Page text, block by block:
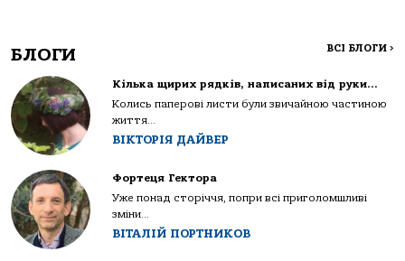
БЛОГИ ВСІ БЛОГИ >
Кілька щирих рядків, написаних від руки…
Колись паперові листи були звичайною частиною
життя...
ВІКТОРІЯ ДАЙВЕР
Фортеця Гектора
Уже понад сторіччя, попри всі приголомшливі
зміни...
ВІТАЛІЙ ПОРТНИКОВ